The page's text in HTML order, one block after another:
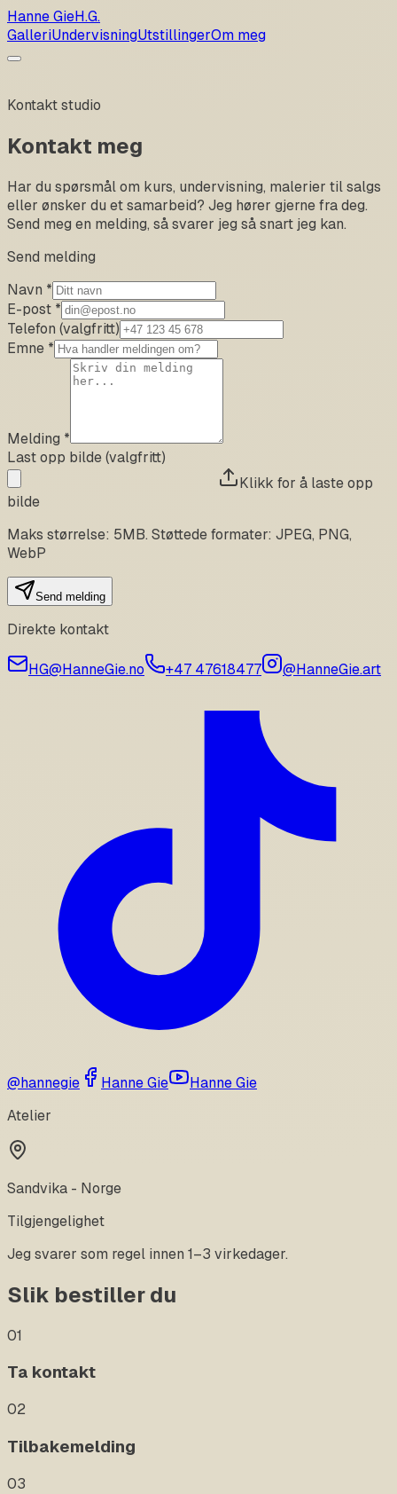
Hanne GieH.G.
GalleriUndervisningUtstillingerOm meg
Kontakt studio
Kontakt meg
Har du spørsmål om kurs, undervisning, malerier til salgs
eller ønsker du et samarbeid? Jeg hører gjerne fra deg.
Send meg en melding, så svarer jeg så snart jeg kan.
Send melding
Navn *
E-post *
Telefon (valgfritt)
Emne *
Melding *
Last opp bilde (valgfritt)
Klikk for å laste opp
bilde
Maks størrelse: 5MB. Støttede formater: JPEG, PNG,
WebP
Send melding
Direkte kontakt
HG@HanneGie.no +47 47618477 @HanneGie.art
@hannegie Hanne Gie
Hanne Gie
Atelier
Sandvika - Norge
Tilgjengelighet
Jeg svarer som regel innen 1–3 virkedager.
Slik bestiller du
01
Ta kontakt
02
Tilbakemelding
03